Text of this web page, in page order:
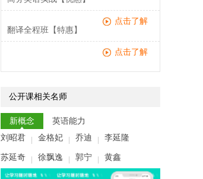
点击了解
翻译全程班【特惠】
点击了解
公开课相关名师
新概念
英语能力
刘昭君
金格妃 乔迪 李延隆
苏延奇 徐飘逸 郭宁 黄鑫